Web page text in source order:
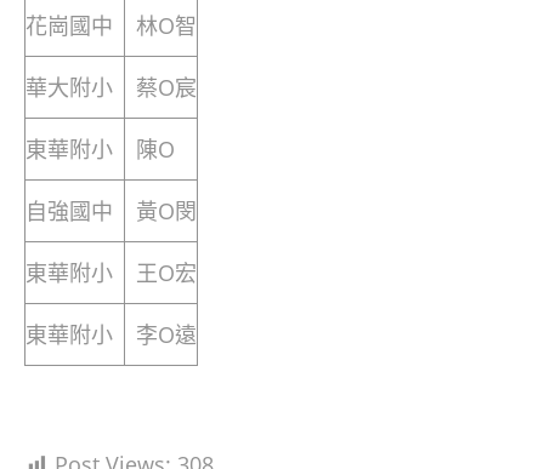
花崗國中 林O智
華大附小 蔡O宸
東華附小 陳O
自強國中 黃O閔
東華附小 王O宏
東華附小 李O遠